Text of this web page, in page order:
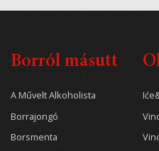
Borról másutt
A Művelt Alkoholista
Borrajongó
Borsmenta